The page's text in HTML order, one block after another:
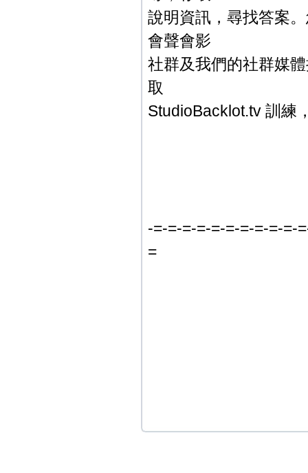
說明資訊，尋找答案
會聲會影
社群及我們的社群媒
取
StudioBacklot.tv 訓練
-=-=-=-=-=-=-=-=-=-=-
=